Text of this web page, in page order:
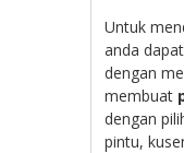
Untuk
anda
dengan
membuat
dengan
pintu,